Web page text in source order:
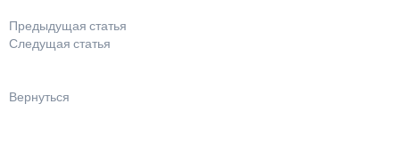
Предыдущая статья
Следущая статья
Вернуться